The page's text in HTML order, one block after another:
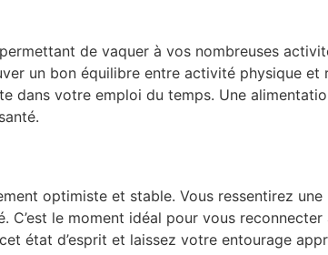
de vaquer à vos nombreuses
un bon équilibre entre activité physique et
dans votre emploi du temps. Une
optimiste et stable. Vous ressentirez
C’est le moment idéal pour vous
état d’esprit et laissez votre entourage